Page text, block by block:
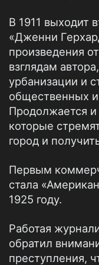
В 1911 выходит
«Дженни
произведения
взглядам
урбанизации и
общественных
Продолжается
которые
город и
Первым
стала
1925 году.
Работая
обратил
преступления,